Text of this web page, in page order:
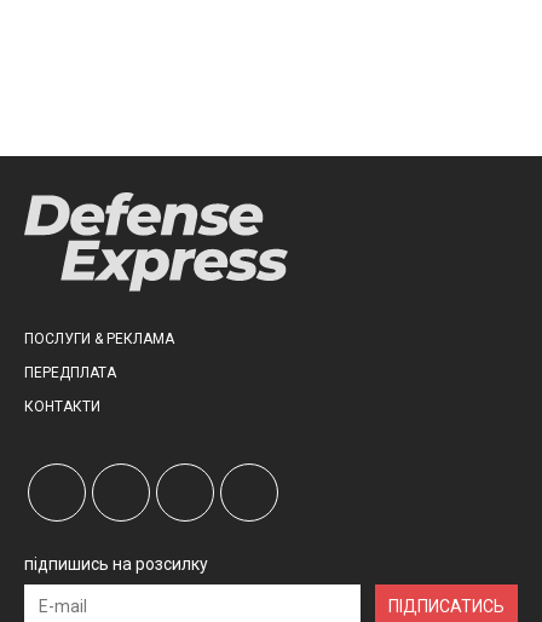
ПОСЛУГИ & РЕКЛАМА
ПЕРЕДПЛАТА
КОНТАКТИ
підпишись на розсилку
ПІДПИСАТИСЬ